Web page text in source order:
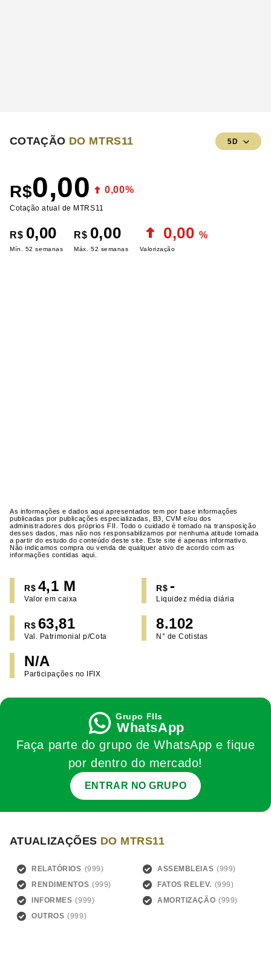
COTAÇÃO DO MTRS11 5D
R$0,00 0,00%
Cotação atual de MTRS11
R$ 0,00
Mín. 52 semanas
R$ 0,00
Máx. 52 semanas
0,00 %
Valorização
As informações e dados aqui apresentados tem por base informações
publicadas por publicações especializadas, B3, CVM e/ou dos
administradores dos próprios FII. Todo o cuidado é tomado na transposição
desses dados, mas não nos responsabilizamos por nenhuma atitude tomada
a partir do estudo do conteúdo deste site. Este site é apenas informativo.
Não indicamos compra ou venda de qualquer ativo de acordo com as
informações contidas aqui.
R$ 4,1 M
Valor em caixa
R$ -
Liquidez média diária
R$ 63,81
Val. Patrimonial p/Cota
8.102
N° de Cotistas
N/A
Participações no IFIX
WhatsApp
Faça parte do grupo de WhatsApp e fique
por dentro do mercado!
ENTRAR NO GRUPO
ATUALIZAÇÕES DO MTRS11
RELATÓRIOS
ASSEMBLEIAS
RENDIMENTOS
FATOS RELEV.
INFORMES
AMORTIZAÇÃO
OUTROS